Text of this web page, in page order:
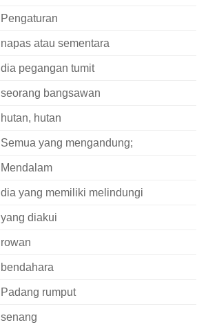
Pengaturan
napas atau sementara
dia pegangan tumit
seorang bangsawan
hutan, hutan
Semua yang mengandung;
Mendalam
dia yang memiliki melindungi
yang diakui
rowan
bendahara
Padang rumput
senang